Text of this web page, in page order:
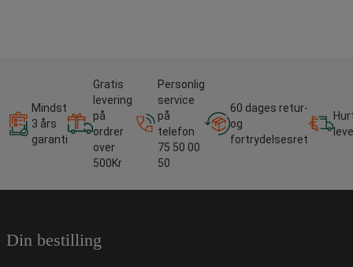
Mindst
3 års
garanti
Gratis
levering
på
ordrer
over
500Kr
Personlig
service
på
telefon
75 50 00
50
60 dages retur-
og
fortrydelsesret
Din bestilling